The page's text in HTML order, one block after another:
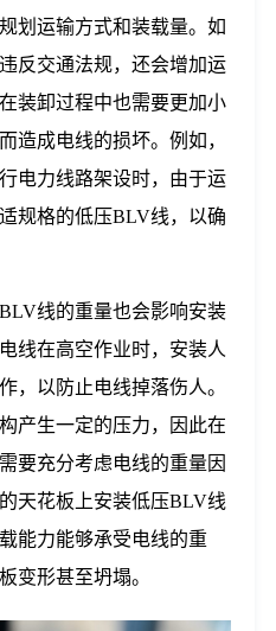
划运输方式和装载量。如
反交通法规，还会增加运
装卸过程中也需要更加小
造成电线的损坏。例如，
电力线路架设时，由于运
规格的低压BLV线，以确
线的重量也会影响安装
线在高空作业时，安装人
，以防止电线掉落伤人。
产生一定的压力，因此在
要充分考虑电线的重量因
天花板上安装低压BLV线
能力能够承受电线的重
变形甚至坍塌。